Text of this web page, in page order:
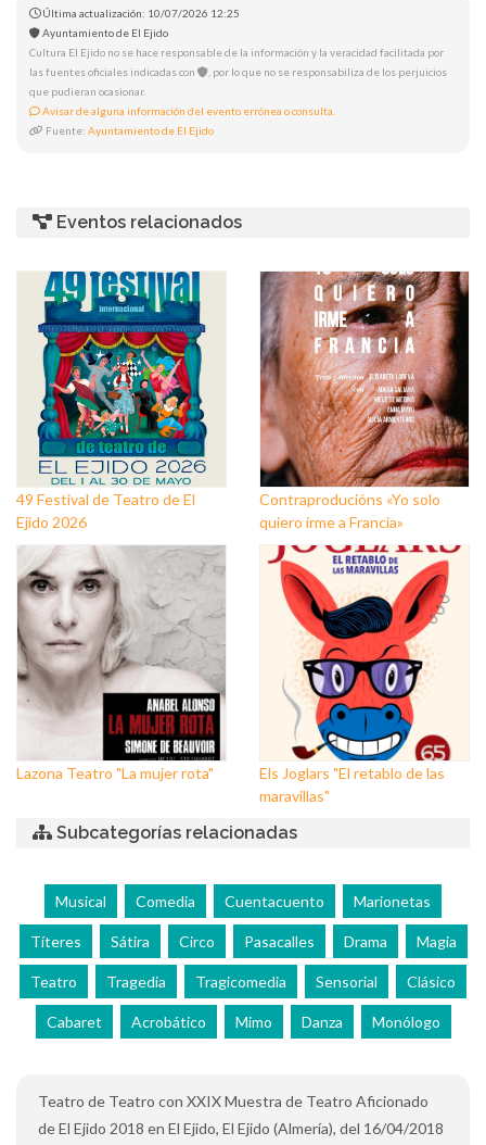
Última actualización: 10/07/2026 12:25
Ayuntamiento de El Ejido
Cultura El Ejido no se hace responsable de la información y la veracidad facilitada por
las fuentes oficiales indicadas con
, por lo que no se responsabiliza de los perjuicios
que pudieran ocasionar.
Avisar de alguna información del evento errónea o consulta.
Fuente: Ayuntamiento de El Ejido
Eventos relacionados
49 Festival de Teatro de El
Ejido 2026
Contraproducións «Yo solo
quiero irme a Francia»
Lazona Teatro "La mujer rota"
Els Joglars "El retablo de las
maravillas"
Subcategorías relacionadas
Musical Comedia Cuentacuento Marionetas
Títeres Sátira Circo Pasacalles Drama Magia
Teatro Tragedia Tragicomedia Sensorial Clásico
Cabaret Acrobático Mimo Danza Monólogo
Teatro de Teatro con XXIX Muestra de Teatro Aficionado
de El Ejido 2018 en El Ejido, El Ejido (Almería), del 16/04/2018